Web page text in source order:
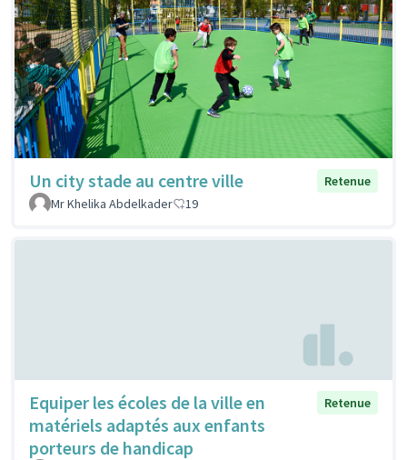
Un city stade au centre ville
Retenue
Mr Khelika Abdelkader
19
Equiper les écoles de la ville en
matériels adaptés aux enfants
porteurs de handicap
Retenue